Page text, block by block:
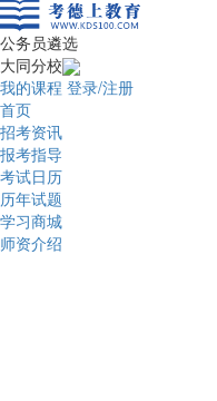
公务员遴选
大同分校
我的课程 登录/注册
首页
招考资讯
报考指导
考试日历
历年试题
学习商城
师资介绍